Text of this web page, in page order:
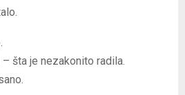
šta je nezakonito radila.